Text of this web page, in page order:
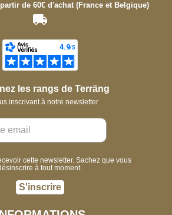
de 60€ d'achat (France et Belgique)
les rangs de Terräng
inscrivant à notre newsletter
cette newsletter. Sachez que vous
à tout moment.
S'inscrire